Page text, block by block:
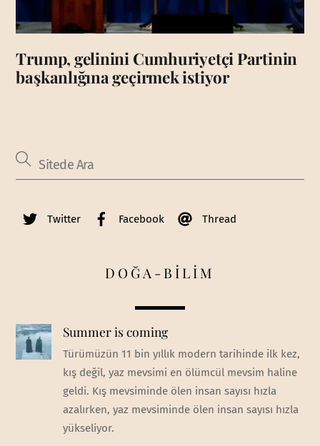
Trump, gelinini Cumhuriyetçi Partinin
başkanlığına geçirmek istiyor
Twitter Facebook Thread
DOĞA-BİLİM
Summer is coming
Türümüzün 11 bin yıllık modern tarihinde ilk kez,
kış değil, yaz mevsimi en ölümcül mevsim haline
geldi. Kış mevsiminde ölen insan sayısı hızla
azalırken, yaz mevsiminde ölen insan sayısı hızla
yükseliyor.